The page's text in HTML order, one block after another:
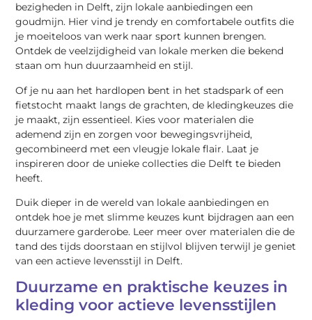
bezigheden in Delft, zijn lokale aanbiedingen een
goudmijn. Hier vind je trendy en comfortabele outfits die
je moeiteloos van werk naar sport kunnen brengen.
Ontdek de veelzijdigheid van lokale merken die bekend
staan om hun duurzaamheid en stijl.
Of je nu aan het hardlopen bent in het stadspark of een
fietstocht maakt langs de grachten, de kledingkeuzes die
je maakt, zijn essentieel. Kies voor materialen die
ademend zijn en zorgen voor bewegingsvrijheid,
gecombineerd met een vleugje lokale flair. Laat je
inspireren door de unieke collecties die Delft te bieden
heeft.
Duik dieper in de wereld van lokale aanbiedingen en
ontdek hoe je met slimme keuzes kunt bijdragen aan een
duurzamere garderobe. Leer meer over materialen die de
tand des tijds doorstaan en stijlvol blijven terwijl je geniet
van een actieve levensstijl in Delft.
Duurzame en praktische keuzes in
kleding voor actieve levensstijlen